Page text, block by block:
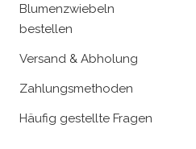
Blumenzwiebeln
bestellen
Versand & Abholung
Zahlungsmethoden
Häufig gestellte Fragen